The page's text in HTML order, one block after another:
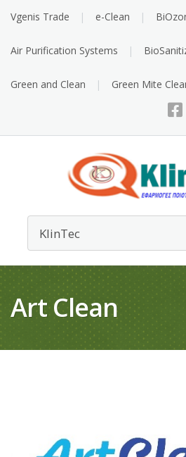
Vgenis Trade e-Clean
Air Purification Systems
Green and Clean Green Mite
Art Clean